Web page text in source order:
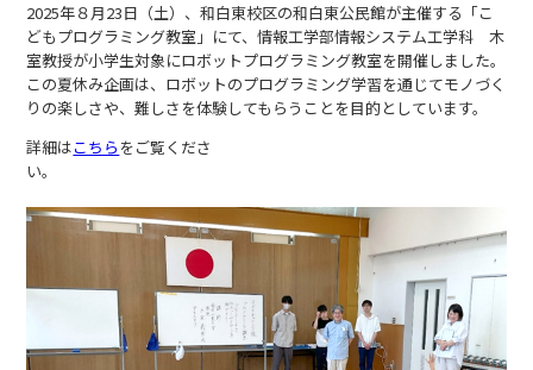
2025年８月23日（土）、和白東校区の和白東公民館が主催する「こ
どもプログラミング教室」にて、情報工学部情報システム工学科 木
室教授が小学生対象にロボットプログラミング教室を開催しました。
この夏休み企画は、ロボットのプログラミング学習を通じてモノづく
りの楽しさや、難しさを体験してもらうことを目的としています。
詳細はこちら をご覧くださ
い。